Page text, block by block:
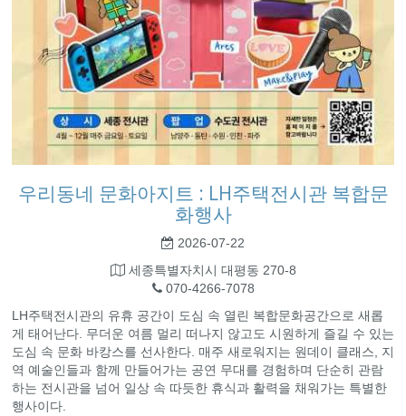
우리동네 문화아지트 : LH주택전시관 복합문
화행사
2026-07-22
세종특별자치시 대평동 270-8
070-4266-7078
LH주택전시관의 유휴 공간이 도심 속 열린 복합문화공간으로 새롭
게 태어난다. 무더운 여름 멀리 떠나지 않고도 시원하게 즐길 수 있는
도심 속 문화 바캉스를 선사한다. 매주 새로워지는 원데이 클래스, 지
역 예술인들과 함께 만들어가는 공연 무대를 경험하며 단순히 관람
하는 전시관을 넘어 일상 속 따듯한 휴식과 활력을 채워가는 특별한
행사이다.